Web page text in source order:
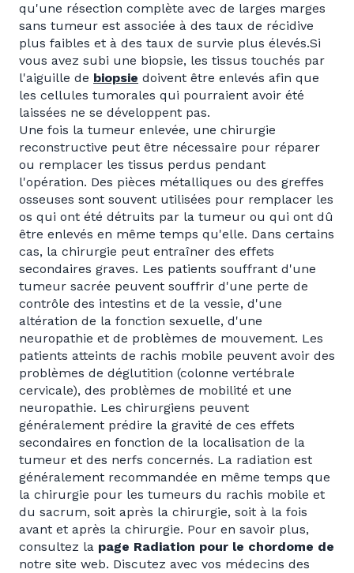
qu'une résection complète avec de larges marges
sans tumeur est associée à des taux de récidive
plus faibles et à des taux de survie plus élevés.Si
vous avez subi une biopsie, les tissus touchés par
l'aiguille de biopsie doivent être enlevés afin que
les cellules tumorales qui pourraient avoir été
laissées ne se développent pas.
Une fois la tumeur enlevée, une chirurgie
reconstructive peut être nécessaire pour réparer
ou remplacer les tissus perdus pendant
l'opération. Des pièces métalliques ou des greffes
osseuses sont souvent utilisées pour remplacer les
os qui ont été détruits par la tumeur ou qui ont dû
être enlevés en même temps qu'elle. Dans certains
cas, la chirurgie peut entraîner des effets
secondaires graves. Les patients souffrant d'une
tumeur sacrée peuvent souffrir d'une perte de
contrôle des intestins et de la vessie, d'une
altération de la fonction sexuelle, d'une
neuropathie et de problèmes de mouvement. Les
patients atteints de rachis mobile peuvent avoir des
problèmes de déglutition (colonne vertébrale
cervicale), des problèmes de mobilité et une
neuropathie. Les chirurgiens peuvent
généralement prédire la gravité de ces effets
secondaires en fonction de la localisation de la
tumeur et des nerfs concernés. La radiation est
généralement recommandée en même temps que
la chirurgie pour les tumeurs du rachis mobile et
du sacrum, soit après la chirurgie, soit à la fois
avant et après la chirurgie. Pour en savoir plus,
consultez la page Radiation pour le chordome de
notre site web. Discutez avec vos médecins des